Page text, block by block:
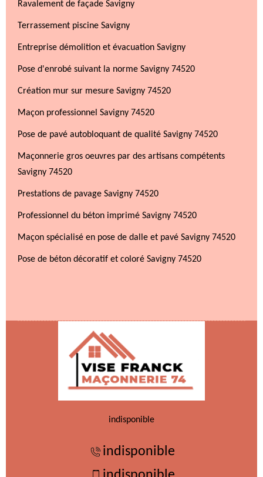
Ravalement de façade Savigny
Terrassement piscine Savigny
Entreprise démolition et évacuation Savigny
Pose d'enrobé suivant la norme Savigny 74520
Création mur sur mesure Savigny 74520
Maçon professionnel Savigny 74520
Pose de pavé autobloquant de qualité Savigny 74520
Maçonnerie gros oeuvres par des artisans compétents
Savigny 74520
Prestations de pavage Savigny 74520
Professionnel du béton imprimé Savigny 74520
Maçon spécialisé en pose de dalle et pavé Savigny 74520
Pose de béton décoratif et coloré Savigny 74520
indisponible
indisponible